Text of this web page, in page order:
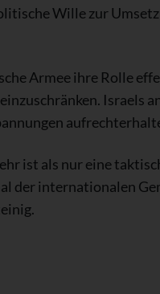
Wille zur
Armee ihre Rolle
Israels
ist als nur eine
der internationalen